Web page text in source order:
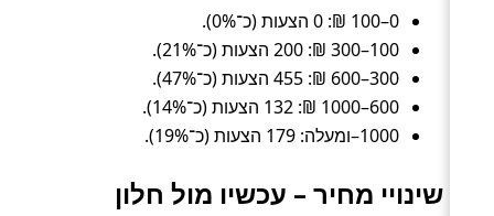
0–100 ₪: 0 הצעות (כ־0%).
100–300 ₪: 200 הצעות (כ־21%).
300–600 ₪: 455 הצעות (כ־47%).
600–1000 ₪: 132 הצעות (כ־14%).
1000–ומעלה: 179 הצעות (כ־19%).
שינויי מחיר – עכשיו מול חלון